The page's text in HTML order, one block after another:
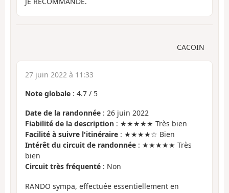
CACOIN
27 juin 2022 à 11:33
Note globale : 4.7 / 5
Date de la randonnée : 26 juin 2022
Fiabilité de la description : ★★★★★ Très bien
Facilité à suivre l'itinéraire : ★★★★☆ Bien
Intérêt du circuit de randonnée : ★★★★★ Très
bien
Circuit très fréquenté : Non
RANDO sympa, effectuée essentiellement en